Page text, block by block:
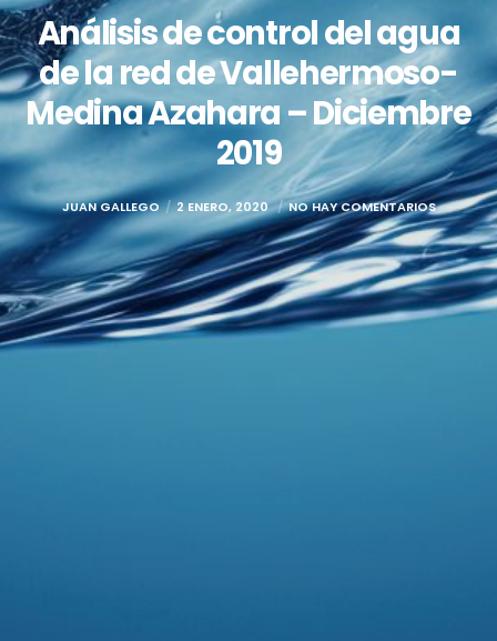
Análisis de control del agua
de la red de Vallehermoso-
Medina Azahara – Diciembre
2019
JUAN GALLEGO 2 ENERO, 2020 NO HAY COMENTARIOS